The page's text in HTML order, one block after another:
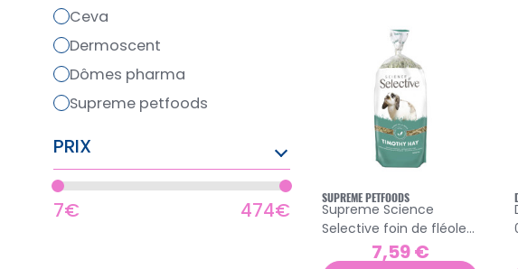
ceva
dermoscent
dômes pharma
supreme petfoods
PRIX
7€ 474€
SUPREME PETFOODS
Supreme Science
Selective foin de fléole
des prés 400gr
7,59 €